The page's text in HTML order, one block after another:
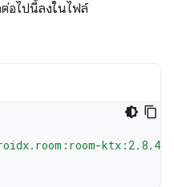
ต่อไปนี้ลงในไฟล์
ktx:2.8.4"